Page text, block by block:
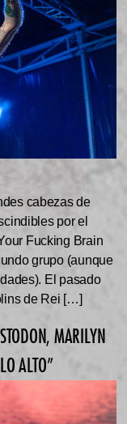
cabezas de
por el
Fucking Brain
grupo (aunque
El pasado
de Rei […]
MARILYN
ALTO”